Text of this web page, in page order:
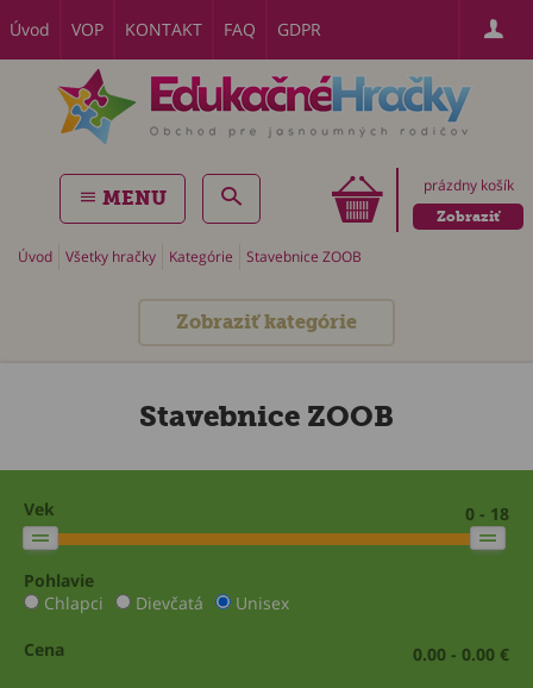
Úvod VOP KONTAKT FAQ GDPR
prázdny košík
Zobraziť
MENU
Úvod Všetky hračky Kategórie Stavebnice ZOOB
Zobraziť kategórie
Stavebnice ZOOB
Vek 0 - 18
Pohlavie
Chlapci
Dievčatá Unisex
Cena 0.00 - 0.00 €